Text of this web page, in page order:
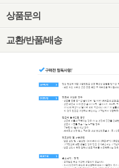
상품문의
교환/반품/배송